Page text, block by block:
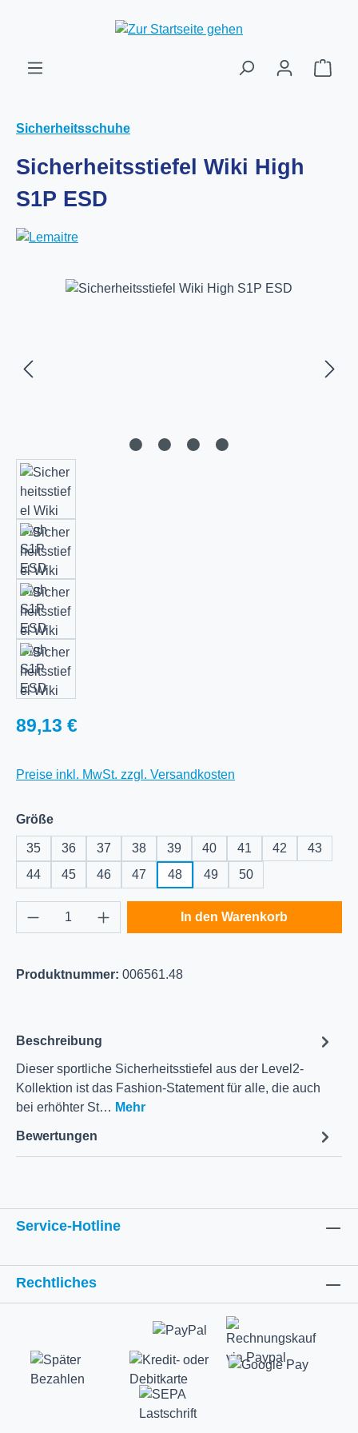
Zum Hauptinhalt springen
Sicherheitsschuhe
Sicherheitsstiefel Wiki High
S1P ESD
Bildergalerie überspringen
Regulärer Preis:
89,13 €
Preise inkl. MwSt. zzgl. Versandkosten
Größeauswählen
35 36 37 38 39 40 41 42
43
44
45 46 47 48 49 50
Produkt Anzahl: Gib den gewünschten
In den Warenkorb
Produktnummer: 006561.48
Beschreibung
Dieser sportliche Sicherheitsstiefel aus der Level2-
Kollektion ist das Fashion-Statement für alle, die auch
bei erhöhter St… Mehr
Bewertungen
Service-Hotline
Rechtliches